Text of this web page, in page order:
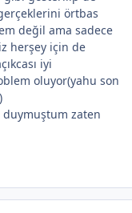
örtbas
değil ama sadece
herşey için de
iyi
oluyor(yahu son
)
duymuştum zaten